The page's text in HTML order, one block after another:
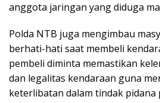
anggota jaringan yang diduga
Polda NTB juga mengimbau
berhati-hati saat membeli
pembeli diminta memastikan
dan legalitas kendaraan guna
keterlibatan dalam tindak pidana